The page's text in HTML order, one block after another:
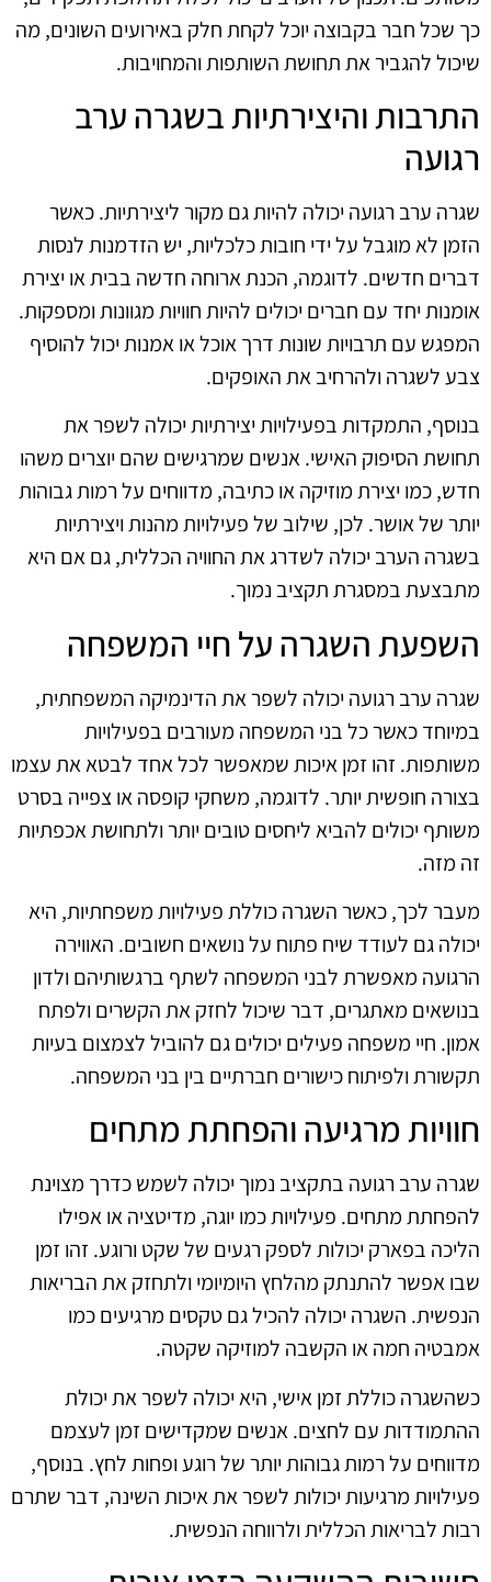
כך שכל חבר בקבוצה יוכל לקחת חלק באירועים השונים, מה
שיכול להגביר את תחושת השותפות והמחויבות.
התרבות והיצירתיות בשגרה ערב
רגועה
שגרה ערב רגועה יכולה להיות גם מקור ליצירתיות. כאשר
הזמן לא מוגבל על ידי חובות כלכליות, יש הזדמנות לנסות
דברים חדשים. לדוגמה, הכנת ארוחה חדשה בבית או יצירת
אומנות יחד עם חברים יכולים להיות חוויות מגוונות ומספקות.
המפגש עם תרבויות שונות דרך אוכל או אמנות יכול להוסיף
צבע לשגרה ולהרחיב את האופקים.
בנוסף, התמקדות בפעילויות יצירתיות יכולה לשפר את
תחושת הסיפוק האישי. אנשים שמרגישים שהם יוצרים משהו
חדש, כמו יצירת מוזיקה או כתיבה, מדווחים על רמות גבוהות
יותר של אושר. לכן, שילוב של פעילויות מהנות ויצירתיות
בשגרה הערב יכולה לשדרג את החוויה הכללית, גם אם היא
מתבצעת במסגרת תקציב נמוך.
השפעת השגרה על חיי המשפחה
שגרה ערב רגועה יכולה לשפר את הדינמיקה המשפחתית,
במיוחד כאשר כל בני המשפחה מעורבים בפעילויות
משותפות. זהו זמן איכות שמאפשר לכל אחד לבטא את עצמו
בצורה חופשית יותר. לדוגמה, משחקי קופסה או צפייה בסרט
משותף יכולים להביא ליחסים טובים יותר ולתחושת אכפתיות
זה מזה.
מעבר לכך, כאשר השגרה כוללת פעילויות משפחתיות, היא
יכולה גם לעודד שיח פתוח על נושאים חשובים. האווירה
הרגועה מאפשרת לבני המשפחה לשתף ברגשותיהם ולדון
בנושאים מאתגרים, דבר שיכול לחזק את הקשרים ולפתח
אמון. חיי משפחה פעילים יכולים גם להוביל לצמצום בעיות
תקשורת ולפיתוח כישורים חברתיים בין בני המשפחה.
חוויות מרגיעה והפחתת מתחים
שגרה ערב רגועה בתקציב נמוך יכולה לשמש כדרך מצוינת
להפחתת מתחים. פעילויות כמו יוגה, מדיטציה או אפילו
הליכה בפארק יכולות לספק רגעים של שקט ורוגע. זהו זמן
שבו אפשר להתנתק מהלחץ היומיומי ולתחזק את הבריאות
הנפשית. השגרה יכולה להכיל גם טקסים מרגיעים כמו
אמבטיה חמה או הקשבה למוזיקה שקטה.
כשהשגרה כוללת זמן אישי, היא יכולה לשפר את יכולת
ההתמודדות עם לחצים. אנשים שמקדישים זמן לעצמם
מדווחים על רמות גבוהות יותר של רוגע ופחות לחץ. בנוסף,
פעילויות מרגיעות יכולות לשפר את איכות השינה, דבר שתרם
רבות לבריאות הכללית ולרווחה הנפשית.